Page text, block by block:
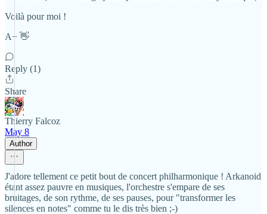
Voilà pour moi !
A+ 👋
Reply (1)
Share
Thierry Falcoz
May 8
Author
J'adore tellement ce petit bout de concert philharmonique ! Arkanoid
étant assez pauvre en musiques, l'orchestre s'empare de ses
bruitages, de son rythme, de ses pauses, pour "transformer les
silences en notes" comme tu le dis très bien ;-)